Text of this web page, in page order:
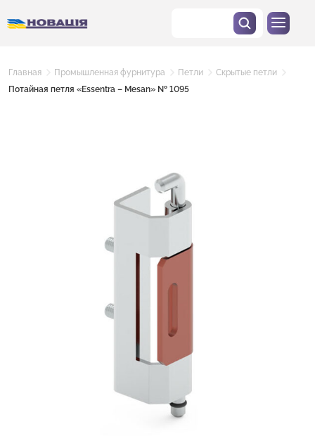
Главная Промышленная фурнитура Петли
Скрытые петли
Потайная петля «Essentra – Mesan» № 1095